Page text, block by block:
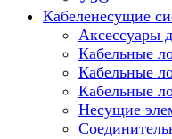
Кабеленесущие
Аксессуары
Кабельные
Кабельные
Кабельные
Несущие